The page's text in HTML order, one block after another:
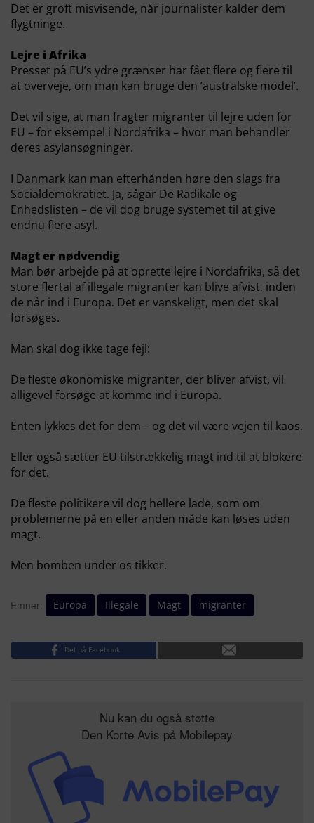
Det er groft misvisende, når journalister kalder dem
flygtninge.
Lejre i Afrika
Presset på EU’s ydre grænser har fået flere og flere til
at overveje, om man kan bruge den ’australske model’.
Det vil sige, at man fragter migranter til lejre uden for
EU – for eksempel i Nordafrika – hvor man behandler
deres asylansøgninger.
I Danmark kan man efterhånden høre den slags fra
Socialdemokratiet. Ja, sågar De Radikale og
Enhedslisten – de vil dog bruge systemet til at give
endnu flere asyl.
Magt er nødvendig
Man bør arbejde på at oprette lejre i Nordafrika, så det
store flertal af illegale migranter kan blive afvist, inden
de når ind i Europa. Det er vanskeligt, men det skal
forsøges.
Man skal dog ikke tage fejl:
De fleste økonomiske migranter, der bliver afvist, vil
alligevel forsøge at komme ind i Europa.
Enten lykkes det for dem – og det vil være vejen til kaos.
Eller også sætter EU tilstrækkelig magt ind til at blokere
for det.
De fleste politikere vil dog hellere lade, som om
problemerne på en eller anden måde kan løses uden
magt.
Men bomben under os tikker.
Emner: Europa Illegale Magt migranter
Del på Facebook
Nu kan du også støtte
Den Korte Avis på Mobilepay